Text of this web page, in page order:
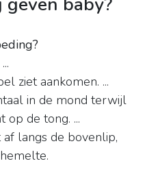
ziet aankomen. ...
in de mond terwijl
op de tong. ...
langs de bovenlip,